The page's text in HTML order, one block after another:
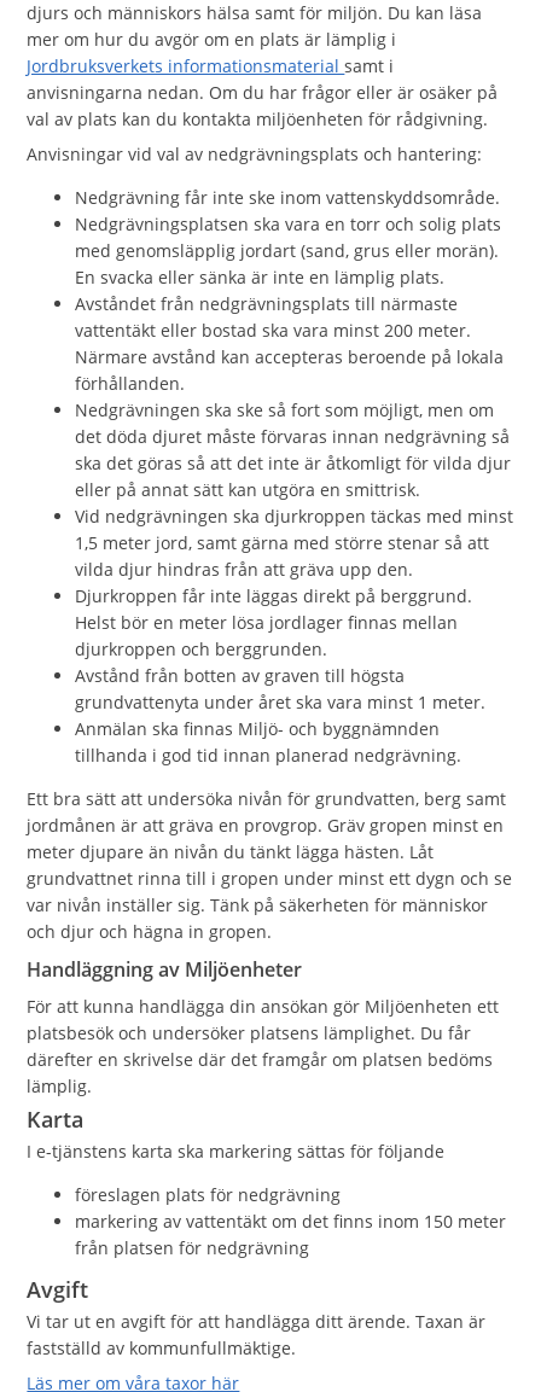
djurs och människors hälsa samt för miljön. Du kan läsa
mer om hur du avgör om en plats är lämplig i
Jordbruksverkets informationsmaterialsamt i
anvisningarna nedan. Om du har frågor eller är osäker på
val av plats kan du kontakta miljöenheten för rådgivning.
Anvisningar vid val av nedgrävningsplats och hantering:
Nedgrävning får inte ske inom vattenskyddsområde.
Nedgrävningsplatsen ska vara en torr och solig plats
med genomsläpplig jordart (sand, grus eller morän).
En svacka eller sänka är inte en lämplig plats.
Avståndet från nedgrävningsplats till närmaste
vattentäkt eller bostad ska vara minst 200 meter.
Närmare avstånd kan accepteras beroende på lokala
förhållanden.
Nedgrävningen ska ske så fort som möjligt, men om
det döda djuret måste förvaras innan nedgrävning så
ska det göras så att det inte är åtkomligt för vilda djur
eller på annat sätt kan utgöra en smittrisk.
Vid nedgrävningen ska djurkroppen täckas med minst
1,5 meter jord, samt gärna med större stenar så att
vilda djur hindras från att gräva upp den.
Djurkroppen får inte läggas direkt på berggrund.
Helst bör en meter lösa jordlager finnas mellan
djurkroppen och berggrunden.
Avstånd från botten av graven till högsta
grundvattenyta under året ska vara minst 1 meter.
Anmälan ska finnas Miljö- och byggnämnden
tillhanda i god tid innan planerad nedgrävning.
Ett bra sätt att undersöka nivån för grundvatten, berg samt
jordmånen är att gräva en provgrop. Gräv gropen minst en
meter djupare än nivån du tänkt lägga hästen. Låt
grundvattnet rinna till i gropen under minst ett dygn och se
var nivån inställer sig. Tänk på säkerheten för människor
och djur och hägna in gropen.
Handläggning av Miljöenheter
För att kunna handlägga din ansökan gör Miljöenheten ett
platsbesök och undersöker platsens lämplighet. Du får
därefter en skrivelse där det framgår om platsen bedöms
lämplig.
Karta
I e-tjänstens karta ska markering sättas för följande
föreslagen plats för nedgrävning
markering av vattentäkt om det finns inom 150 meter
från platsen för nedgrävning
Avgift
Vi tar ut en avgift för att handlägga ditt ärende. Taxan är
fastställd av kommunfullmäktige.
Läs mer om våra taxor här